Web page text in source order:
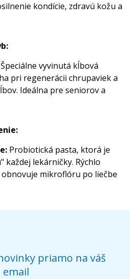
kondície, zdravú kožu a
Špeciálne vyvinutá kĺbová
pri regenerácii chrupaviek a
Ideálna pre seniorov a
Probiotická pasta, ktorá je
každej lekárničky. Rýchlo
obnovuje mikroflóru po liečbe
priamo na váš
email